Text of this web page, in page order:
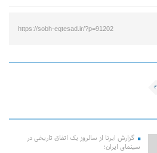
https://sobh-eqtesad.ir/?p=91202
گزارش ایرنا از سالروز یک اتفاق تاریخی در
سینمای ایران؛